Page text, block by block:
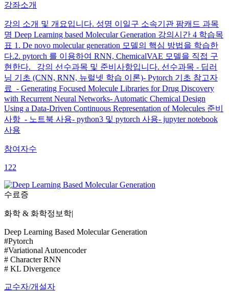
강좌소개
강의 소개 및 개요입니다. 성명 이일구 소속기관 팜캐드 과목
명 Deep Learning based Molecular Generation 강의시간 4 학습목
표 1. De novo molecular generation 모델의 핵심 방법을 학습한
다.2. pytorch 를 이용하여 RNN, ChemicalVAE 모델을 직접 구
현한다. 강의 선수과목 및 준비사항입니다. 선수과목 - 딥러
닝 기초 (CNN, RNN, 뉴럴넷 학습 이론)- Pytorch 기초 참고자
료 - Generating Focused Molecule Libraries for Drug Discovery
with Recurrent Neural Networks- Automatic Chemical Design
Using a Data-Driven Continuous Representation of Molecules 준비
사항 - 노트북 사용- python3 및 pytorch 사용- jupyter notebook
사용
참여자수
122
수료증
화학 & 화학정보학|
Deep Learning Based Molecular Generation
#Pytorch
#Variational Autoencoder
# Character RNN
# KL Divergence
교수자/개설자